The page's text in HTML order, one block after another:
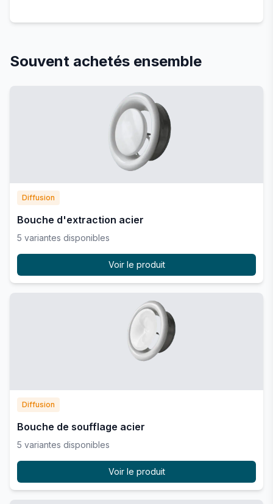
Souvent achetés ensemble
Diffusion
Bouche d'extraction acier
5 variantes disponibles
Voir le produit
Diffusion
Bouche de soufflage acier
5 variantes disponibles
Voir le produit